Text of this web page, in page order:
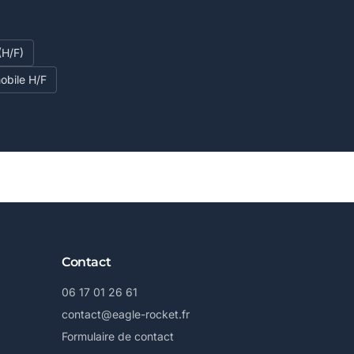
F)
H/F
Contact
06 17 01 26 61
contact@eagle-rocket.fr
Formulaire de contact